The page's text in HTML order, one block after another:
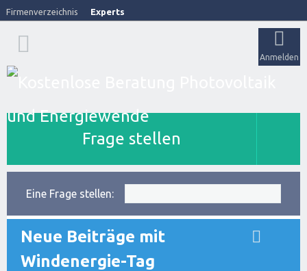
Firmenverzeichnis Experts
Anmelden
Frage stellen
Eine Frage stellen:
Neue Beiträge mit
Windenergie-Tag